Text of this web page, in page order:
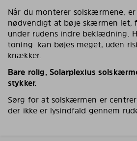
Når du monterer solskærmene,
nødvendigt at bøje skærmen let,
under rudens indre beklædning.
toning kan bøjes meget, uden
knækker.
Bare rolig, Solarplexius
stykker.
Sørg for at solskærmen er
der ikke er lysindfald gennem